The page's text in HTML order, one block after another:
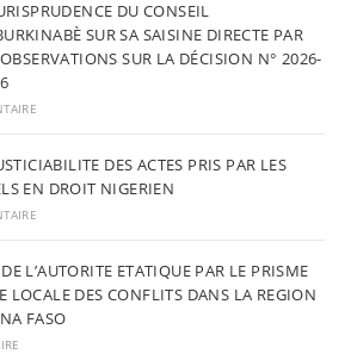
DU CONSEIL
SUR SA SAISINE DIRECTE PAR
SUR LA DÉCISION N° 2026-
DES ACTES PRIS PAR LES
EN DROIT NIGERIEN
L’AUTORITE ETATIQUE PAR LE PRISME
LOCALE DES CONFLITS DANS LA REGION
FASO